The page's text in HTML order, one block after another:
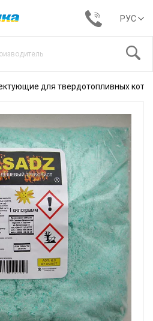
РУС
для твердотопливных